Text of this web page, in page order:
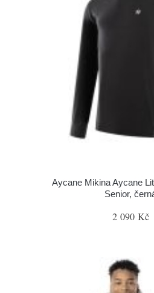
Aycane Mikina Aycane
Senior,
2 090 Kč